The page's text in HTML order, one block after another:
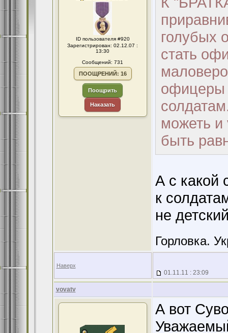
ID пользователя #920
Зарегистрирован: 02.12.07 :
13:30
Сообщений: 731
ПООЩРЕНИЙ: 16
Поощрить
Наказать
голубых
стать
офицеры
можеть
быть
А с какой
к
не
Горловка.
Наверх
01.11.11 : 23:09
vovatv
А вот